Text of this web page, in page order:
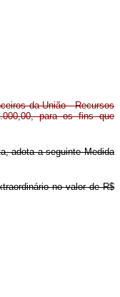
da União - Recursos
para os fins que
adota a seguinte Medida
no valor de R$